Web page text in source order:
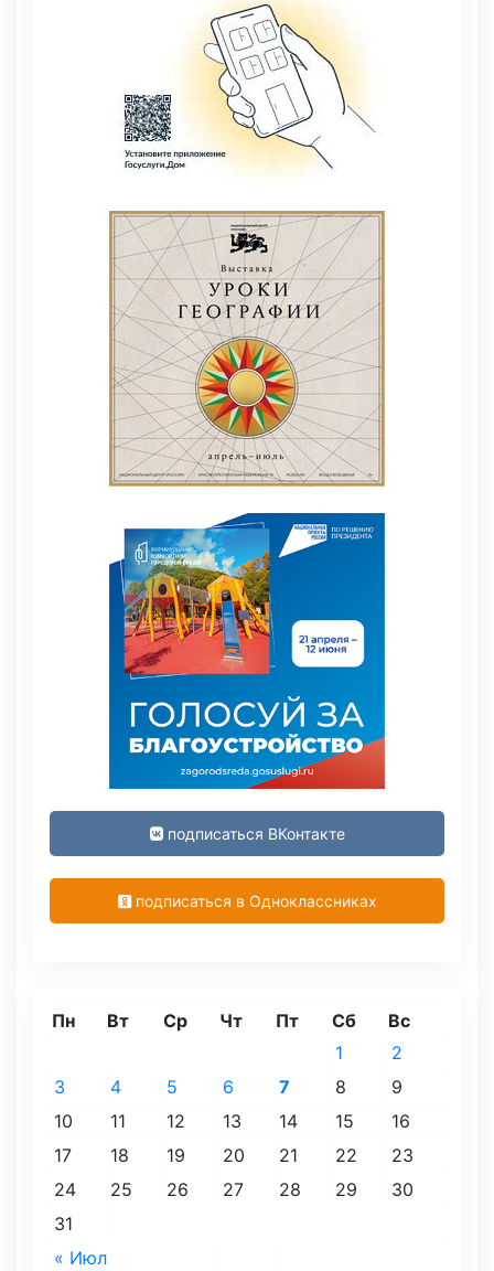
подписаться ВКонтакте
подписаться в Одноклассниках
Пн Вт Ср Чт Пт Сб Вс
« Июл
1
2
3
4 5 6 7 8
9
10
11 12 13 14 15
16
17
18 19 20 21 22
23
24
25 26 27 28 29
30
31